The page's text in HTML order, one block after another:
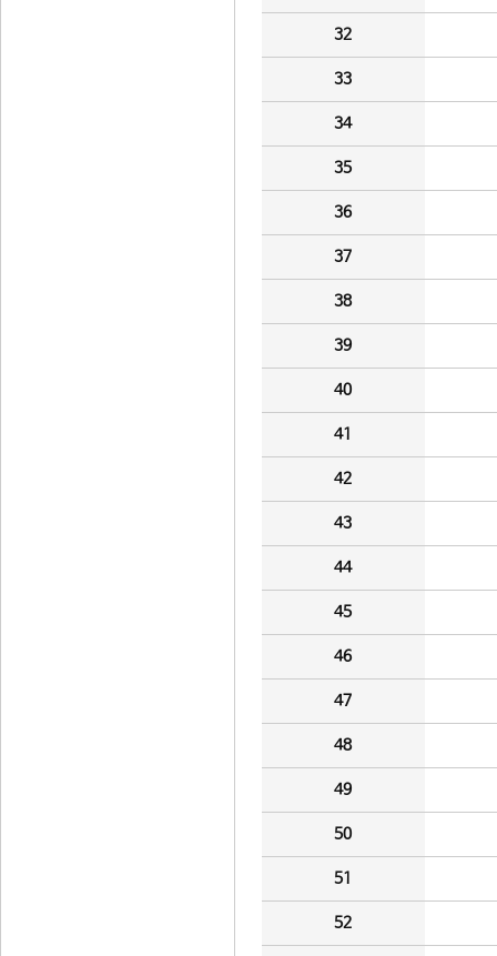
32
33
34
35
36
37
38
39
40
41
42
43
44
45
46
47
48
49
50
51
52